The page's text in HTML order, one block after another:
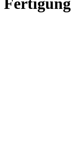
Fertigung